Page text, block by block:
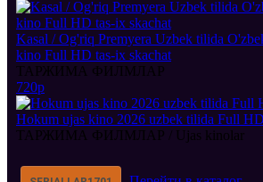
Kasal / Og'riq Premyera Uzbek tilida
kino Full HD tas-ix skachat
ТАРЖИМА ФИЛМЛАР
720p
Hokum ujas kino 2026 uzbek tilida Full
ТАРЖИМА ФИЛМЛАР / Ujas kinolar